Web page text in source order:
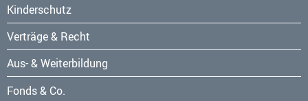
Navigation
überspringen
Kinderschutz
Verträge & Recht
Aus- & Weiterbildung
Fonds & Co.